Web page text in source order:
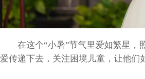
在这个“小暑”节气里爱如繁星，
爱传递下去，关注困境儿童，让他